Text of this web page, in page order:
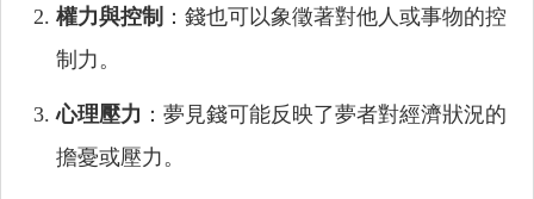
權力與控制 ：錢也可以象徵著對他人或事物的控
制力。
心理壓力 ：夢見錢可能反映了夢者對經濟狀況的
擔憂或壓力。